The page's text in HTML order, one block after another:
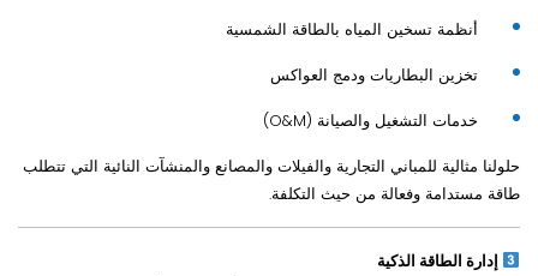
أنظمة تسخين المياه بالطاقة الشمسية
تخزين البطاريات ودمج العواكس
خدمات التشغيل والصيانة (O&M)
حلولنا مثالية للمباني التجارية والفيلات والمصانع والمنشآت النائية التي تتطلب
طاقة مستدامة وفعالة من حيث التكلفة.
إدارة الطاقة الذكية